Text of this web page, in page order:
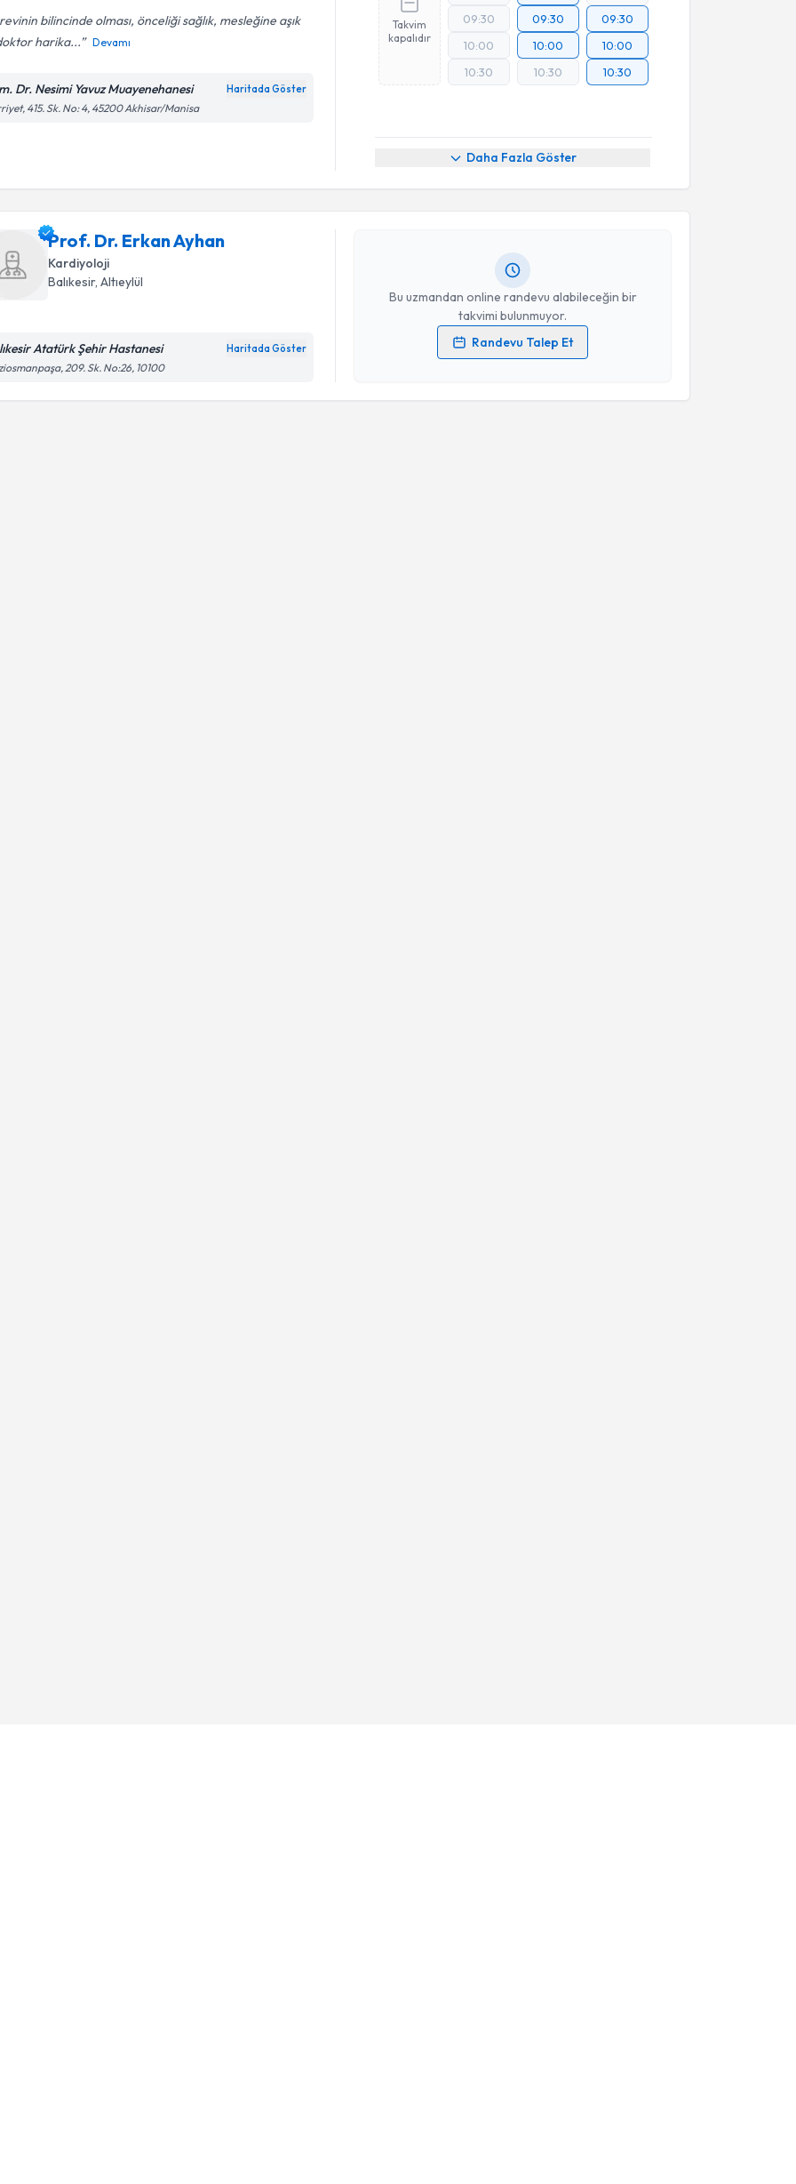
bilincinde olması, önceliği sağlık, mesleğine aşık
harika...
Devamı
Dr. Nesimi Yavuz Muayenehanesi Haritada Göster
415. Sk. No: 4, 45200 Akhisar/Manisa
Takvim
kapalıdır
09:30
10:00
10:30
09:30
10:00
10:30
09:30
10:00
10:30
Daha Fazla Göster
Prof. Dr. Erkan Ayhan
Kardiyoloji
Balıkesir, Altıeylül
Atatürk Şehir Hastanesi Haritada Göster
209. Sk. No:26, 10100
Bu uzmandan online randevu alabileceğin bir
takvimi bulunmuyor.
Randevu Talep Et
Randevu Takvimi Talebi
Kişisel verilerimin işlenmesine ilişkinAydınlatma Metni